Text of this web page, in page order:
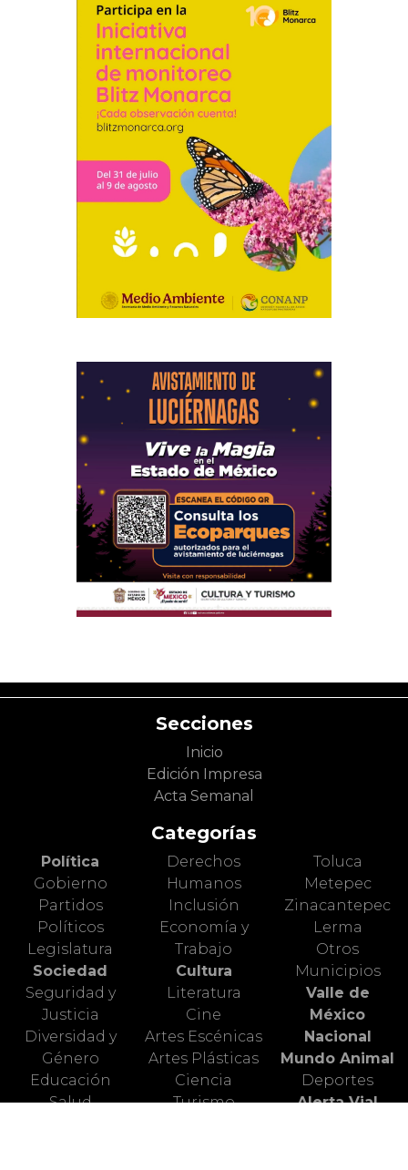
Secciones
Inicio
Edición Impresa
Acta Semanal
Categorías
Política
Gobierno
Partidos
Políticos
Legislatura
Sociedad
Seguridad y
Justicia
Diversidad y
Género
Educación
Salud
Derechos
Humanos
Inclusión
Economía y
Trabajo
Cultura
Literatura
Cine
Artes Escénicas
Artes Plásticas
Ciencia
Turismo
Toluca
Metepec
Zinacantepec
Lerma
Otros
Municipios
Valle de
México
Nacional
Mundo Animal
Deportes
Alerta Vial